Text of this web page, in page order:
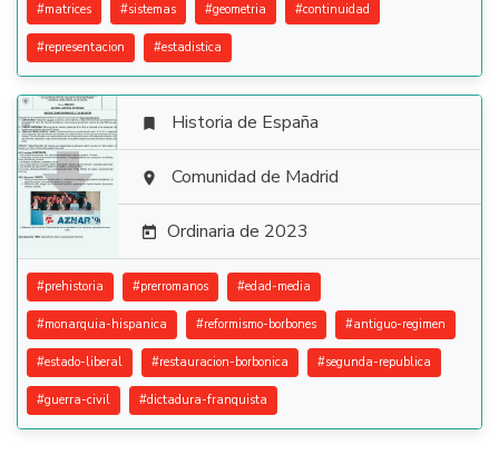
#matrices #sistemas #geometria #continuidad
#representacion #estadistica

 Historia de España
 Comunidad de Madrid
 Ordinaria de 2023
#prehistoria #prerromanos #edad-media
#monarquia-hispanica #reformismo-borbones #antiguo-regimen
#estado-liberal #restauracion-borbonica #segunda-republica
#guerra-civil #dictadura-franquista